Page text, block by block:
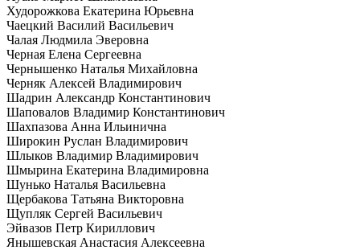
Худорожкова Екатерина Юрьевна
Чаецкий Василий Васильевич
Чалая Людмила Эверовна
Черная Елена Сергеевна
Чернышенко Наталья Михайловна
Черняк Алексей Владимирович
Шадрин Александр Константинович
Шаповалов Владимир Константинович
Шахпазова Анна Ильинична
Широкин Руслан Владимирович
Шлыков Владимир Владимирович
Шмырина Екатерина Владимировна
Шунько Наталья Васильевна
Щербакова Татьяна Викторовна
Щупляк Сергей Васильевич
Эйвазов Петр Кириллович
Янышевская Анастасия Алексеевна